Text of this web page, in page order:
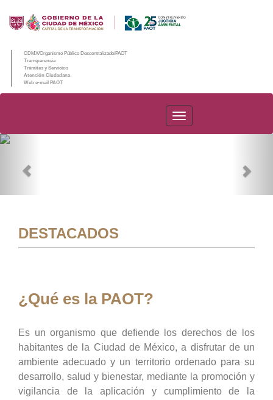
CDMX/Organismo Público Descentralizado/PAOT
Transparencia
Trámites y Servicios
Atención Ciudadana
Web e-mail PAOT
PAOT
DESTACADOS
¿Qué es la PAOT?
Es un organismo que defiende los derechos de los
habitantes de la Ciudad de México, a disfrutar de un
ambiente adecuado y un territorio ordenado para su
desarrollo, salud y bienestar, mediante la promoción y
vigilancia de la aplicación y cumplimiento de la